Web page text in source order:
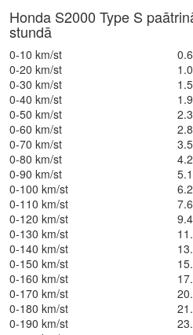
Honda S2000 Type S
stundā
0-10 km/st
0-20 km/st
0-30 km/st
0-40 km/st
0-50 km/st
0-60 km/st
0-70 km/st
0-80 km/st
0-90 km/st
0-100 km/st
0-110 km/st
0-120 km/st
0-130 km/st
0-140 km/st
0-150 km/st
0-160 km/st
0-170 km/st
0-180 km/st
0-190 km/st